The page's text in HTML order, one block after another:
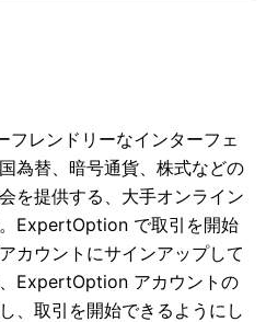
フレンドリーなインターフェ
為替、暗号通貨、株式などの
を提供する、大手オンライン
ExpertOption で取引を開始
カウントにサインアップして
ExpertOption アカウントの
、取引を開始できるようにし